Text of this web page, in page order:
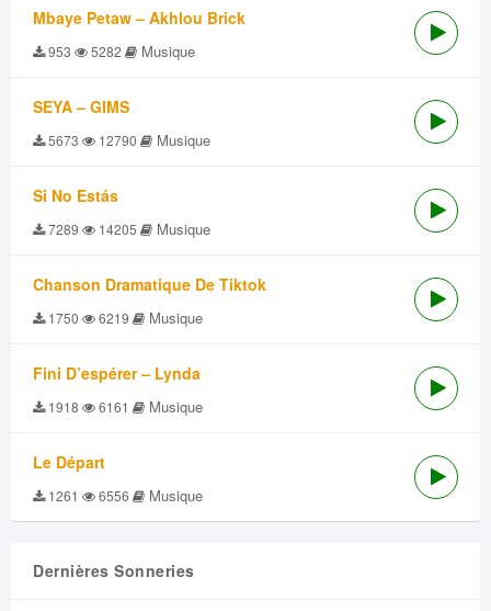
Mbaye Petaw – Akhlou Brick
953 5282 Musique
SEYA – GIMS
5673 12790 Musique
Si No Estás
7289 14205 Musique
Chanson Dramatique De Tiktok
1750 6219 Musique
Fini D’espérer – Lynda
1918 6161 Musique
Le Départ
1261 6556 Musique
Dernières Sonneries